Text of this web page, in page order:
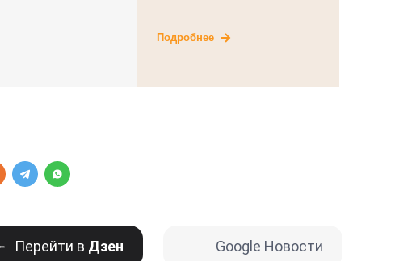
Подробнее
Перейти в Дзен Google Новости